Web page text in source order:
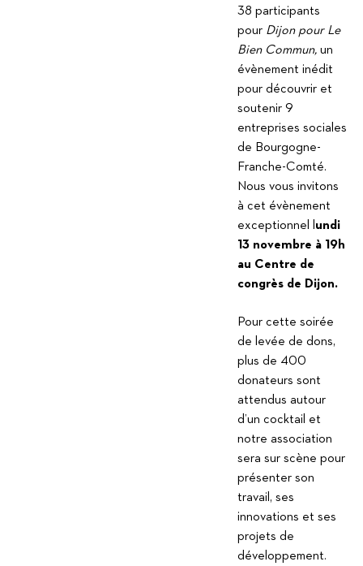
38 participants
pour Dijon pour Le
Bien Commun, un
évènement inédit
pour découvrir et
soutenir 9
entreprises sociales
de Bourgogne-
Franche-Comté.
Nous vous invitons
à cet évènement
exceptionnel lundi
13 novembre à 19h
au Centre de
congrès de Dijon.
Pour cette soirée
de levée de dons,
plus de 400
donateurs sont
attendus autour
d’un cocktail et
notre association
sera sur scène pour
présenter son
travail, ses
innovations et ses
projets de
développement.